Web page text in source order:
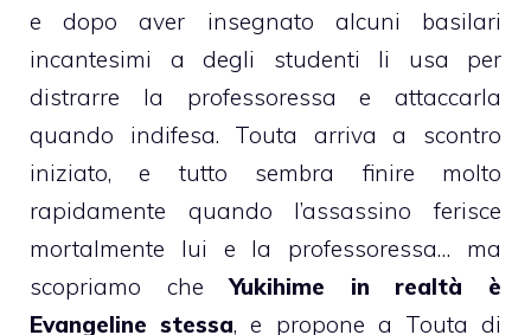
e dopo aver insegnato alcuni basilari
incantesimi a degli studenti li usa per
distrarre la professoressa e attaccarla
quando indifesa. Touta arriva a scontro
iniziato, e tutto sembra finire molto
rapidamente quando l’assassino ferisce
mortalmente lui e la professoressa… ma
scopriamo cheYukihime in realtà è
Evangeline stessa, e propone a Touta di